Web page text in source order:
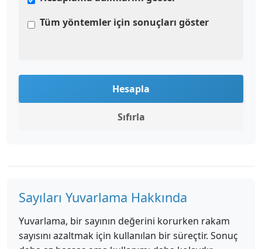
Tüm yöntemler için sonuçları göster
Hesapla
Sıfırla
Sayıları Yuvarlama Hakkında
Yuvarlama, bir sayının değerini korurken rakam
sayısını azaltmak için kullanılan bir süreçtir. Sonuç